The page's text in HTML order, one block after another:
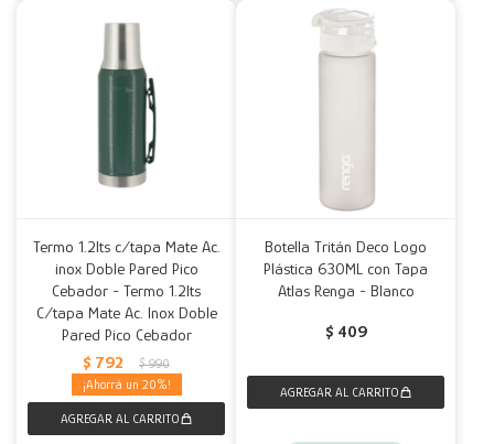
Termo 1.2lts c/tapa Mate Ac.
inox Doble Pared Pico
Cebador - Termo 1.2lts
C/tapa Mate Ac. Inox Doble
Pared Pico Cebador
$ 792 $ 990
20
Botella Tritán Deco Logo
Plástica 630ML con Tapa
Atlas Renga - Blanco
$ 409